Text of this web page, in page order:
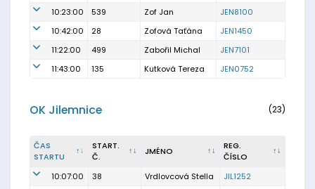
10:23:00
539 Zof Jan
JEN8100
10:42:00
28 Zofová Taťána
JEN1450
11:22:00
499 Zabořil Michal
JEN7101
11:43:00
135 Kutková Tereza JEN0752
OK Jilemnice (23)
ČAS
STARTU
START.
Č.
JMÉNO
REG.
ČÍSLO
10:07:00
38 Vrdlovcová Stella
JIL1252